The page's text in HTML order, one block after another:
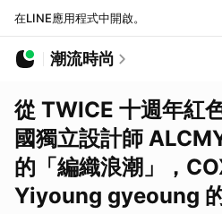
在LINE應用程式中開啟。
潮流時尚
從 TWICE 十週年紅
國獨立設計師
的「編織浪潮」，
Yiyoung gyeoung